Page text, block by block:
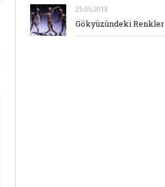
25.05.2013
Gökyüzündeki Renkler